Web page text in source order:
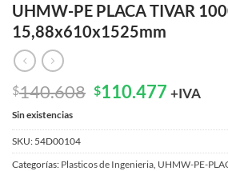
UHMW-PE PLACA TIVAR
15,88x610x1525mm
$140.608 El
original
$140.608.
$110.477El
actual
+IVA
Sin existencias
SKU: 54D00104
Categorías: Plasticos de Ingenieria UHMW-PE-